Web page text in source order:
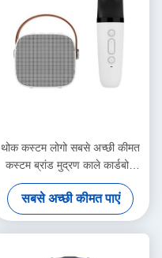
थोक कस्टम लोगो सबसे अच्छी कीमत
कस्टम ब्रांड मुद्रण काले कार्डबोर्ड
शराब कागज बैग
सबसे अच्छी कीमत पाएं